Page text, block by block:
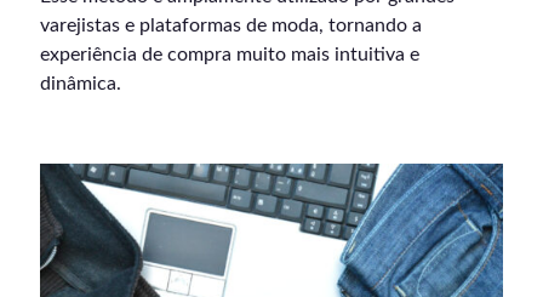
varejistas e plataformas de moda, tornando a
experiência de compra muito mais intuitiva e
dinâmica.